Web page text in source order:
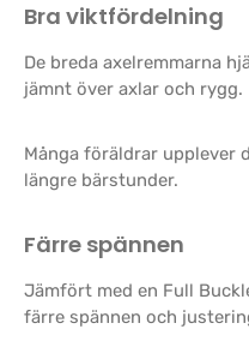
Bra viktfördelning
De breda axelremmarna
jämnt över axlar och rygg.
Många föräldrar upplever
längre bärstunder.
Färre spännen
Jämfört med en Full
färre spännen och